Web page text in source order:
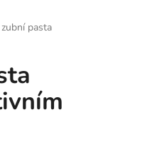
pasta